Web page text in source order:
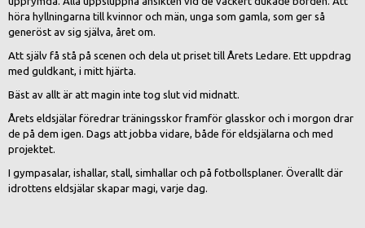
höra hyllningarna till kvinnor och män, unga som gamla, som ger så
generöst av sig själva, året om.
Att själv få stå på scenen och dela ut priset till Årets Ledare. Ett uppdrag
med guldkant, i mitt hjärta.
Bäst av allt är att magin inte tog slut vid midnatt.
Årets eldsjälar föredrar träningsskor framför glasskor och i morgon drar
de på dem igen. Dags att jobba vidare, både för eldsjälarna och med
projektet.
I gympasalar, ishallar, stall, simhallar och på fotbollsplaner. Överallt där
idrottens eldsjälar skapar magi, varje dag.